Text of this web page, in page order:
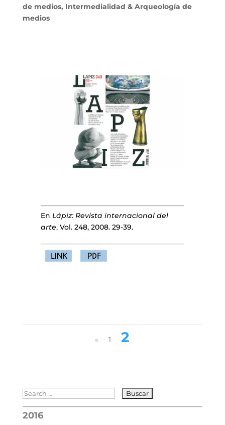
de medios, Intermedialidad & Arqueología de
medios
En Lápiz: Revista internacional del
arte, Vol. 248, 2008. 29-39.
« 1 2
2016